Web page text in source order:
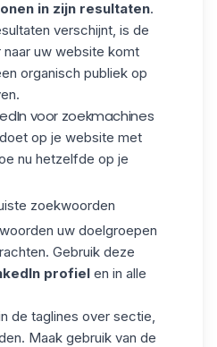
in zijn resultaten.
verschijnt, is de
uw website komt
organisch publiek op
voor zoekmachines
op je website met
nu hetzelfde op je
zoekwoorden
uw doelgroepen
Gebruik deze
profiel en in alle
de taglines over sectie,
Maak gebruik van de